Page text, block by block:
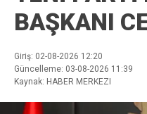
BAŞKANI
Giriş: 02-08-2026 12:20
Güncelleme: 03-08-2026 11:39
Kaynak: HABER MERKEZI